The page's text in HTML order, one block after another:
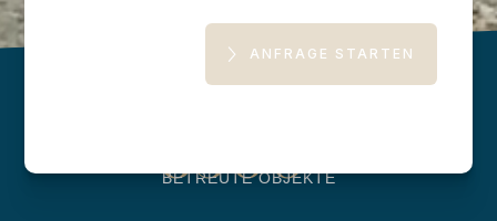
ANFRAGE STARTEN
6500+
BETREUTE OBJEKTE